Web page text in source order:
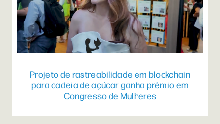
Projeto de rastreabilidade em blockchain
para cadeia de açúcar ganha prêmio em
Congresso de Mulheres